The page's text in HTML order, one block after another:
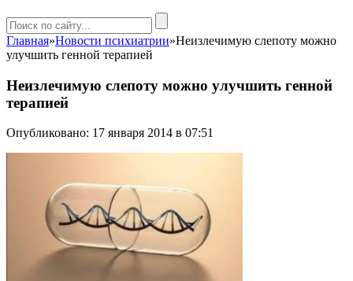
Главная»Новости психиатрии»Неизлечимую слепоту можно
улучшить генной терапией
Неизлечимую слепоту можно улучшить генной
терапией
Опубликовано: 17 января 2014 в 07:51